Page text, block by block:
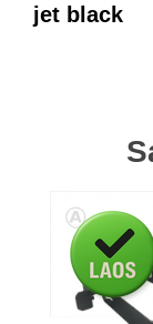
jet black